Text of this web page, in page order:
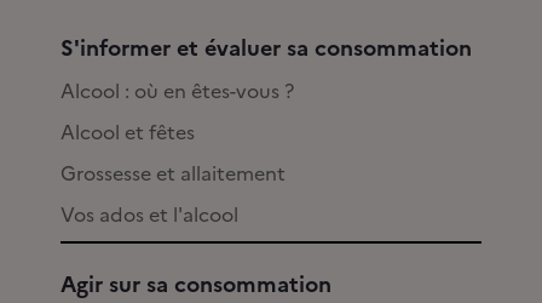
S'informer et évaluer sa consommation
Alcool : où en êtes-vous ?
Alcool et fêtes
Grossesse et allaitement
Vos ados et l'alcool
Agir sur sa consommation